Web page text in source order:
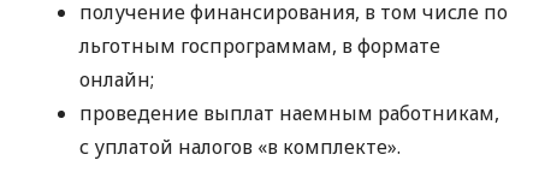
получение финансирования, в том числе по
льготным госпрограммам, в формате
онлайн;
проведение выплат наемным работникам,
с уплатой налогов «в комплекте».